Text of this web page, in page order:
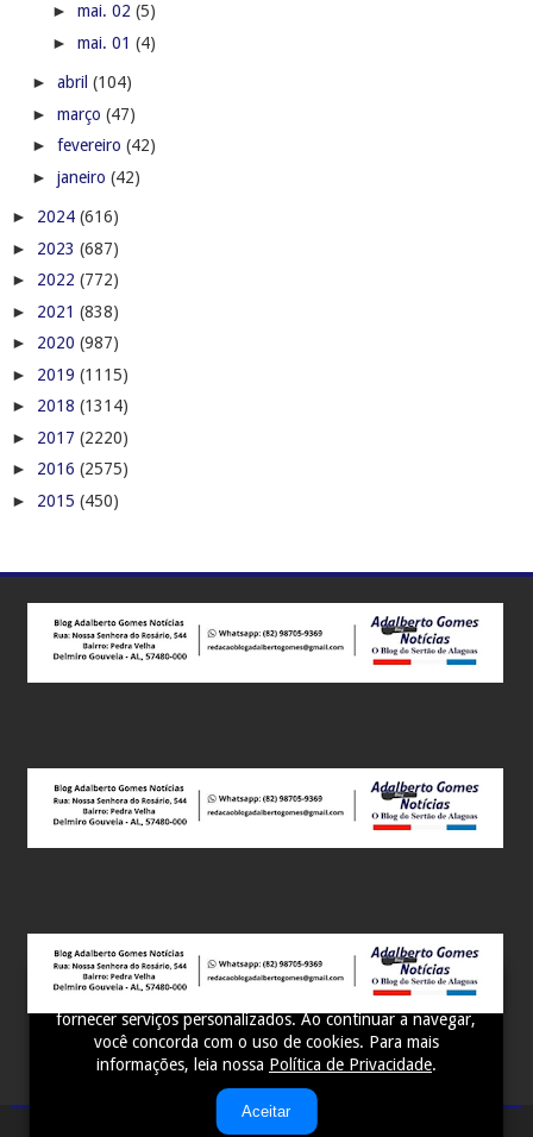
Este site utiliza cookies para melhorar sua experiência e
fornecer serviços personalizados. Ao continuar a navegar,
você concorda com o uso de cookies. Para mais
informações, leia nossa Política de Privacidade.
Aceitar
► mai. 02 (5)
► mai. 01 (4)
► abril (104)
► março (47)
► fevereiro (42)
► janeiro (42)
► 2024 (616)
► 2023 (687)
► 2022 (772)
► 2021 (838)
► 2020 (987)
► 2019 (1115)
► 2018 (1314)
► 2017 (2220)
► 2016 (2575)
► 2015 (450)